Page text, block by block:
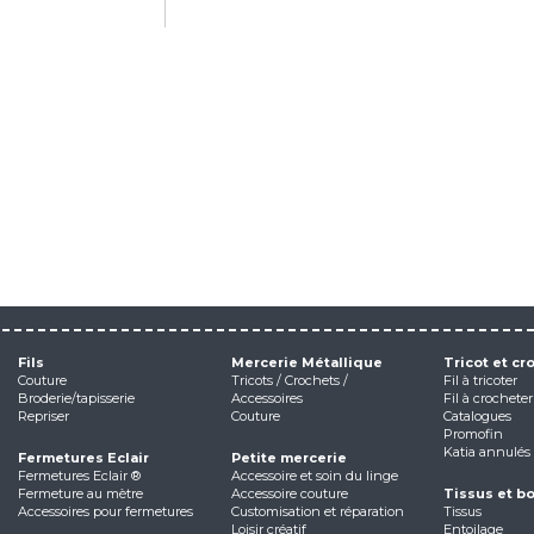
Fils
Couture
Broderie/tapisserie
Repriser
Fermetures Eclair
Fermetures Eclair ®
Fermeture au mètre
Accessoires pour fermetures
Mercerie Métallique
Tricots / Crochets /
Accessoires
Couture
Petite mercerie
Accessoire et soin du linge
Accessoire couture
Customisation et réparation
Loisir créatif
Tricot et
Fil à tricoter
Fil à crocheter
Catalogues
Promofin
Katia annulés
Tissus et
Tissus
Entoilage